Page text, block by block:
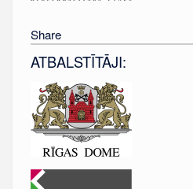
Share
ATBALSTĪTĀJI: